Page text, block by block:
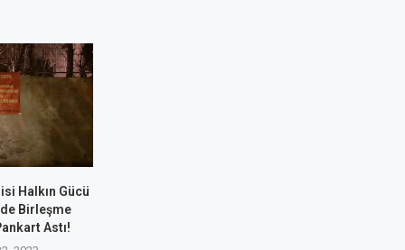
Halkın Gücü
Birleşme
Astı!